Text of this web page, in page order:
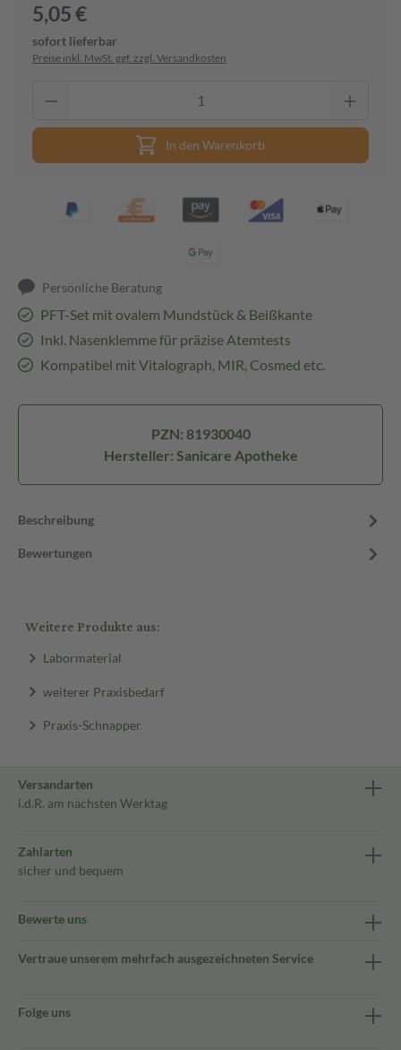
5,05 €
sofort lieferbar
Preise inkl. MwSt. ggf. zzgl. Versandkosten
In den Warenkorb
Persönliche Beratung
PFT-Set mit ovalem Mundstück & Beißkante
Inkl. Nasenklemme für präzise Atemtests
Kompatibel mit Vitalograph, MIR, Cosmed etc.
PZN: 81930040
Hersteller: Sanicare Apotheke
Beschreibung
Bewertungen
Weitere Produkte aus:
Labormaterial
weiterer Praxisbedarf
Praxis-Schnapper
Versandarten
i.d.R. am nächsten Werktag
Zahlarten
sicher und bequem
Bewerte uns
Vertraue unserem mehrfach ausgezeichneten Service
Folge uns